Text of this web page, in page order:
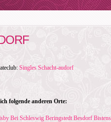
Singles Schacht-audorf
folgende anderen Orte:
Bei Schleswig Beringstedt Besdorf